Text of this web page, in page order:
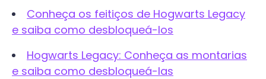
Conheça os feitiços de Hogwarts Legacy
e saiba como desbloqueá-los
Hogwarts Legacy: Conheça as montarias
e saiba como desbloqueá-las